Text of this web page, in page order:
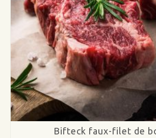
Bifteck faux-filet de